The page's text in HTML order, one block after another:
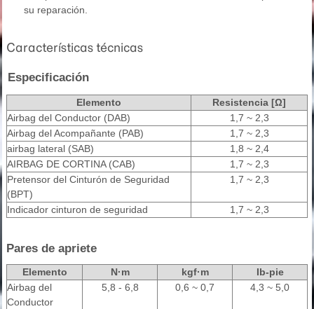
su reparación.
Características técnicas
Especificación
Elemento
Resistencia [Ω]
Airbag del Conductor (DAB)
1,7 ~ 2,3
Airbag del Acompañante (PAB)
1,7 ~ 2,3
airbag lateral (SAB)
1,8 ~ 2,4
AIRBAG DE CORTINA (CAB)
1,7 ~ 2,3
Pretensor del Cinturón de Seguridad
(BPT)
1,7 ~ 2,3
Indicador cinturon de seguridad 1,7 ~ 2,3
Pares de apriete
Elemento N·m kgf·m
Ib-pie
Airbag del
Conductor
5,8 - 6,8 0,6 ~ 0,7 4,3 ~ 5,0